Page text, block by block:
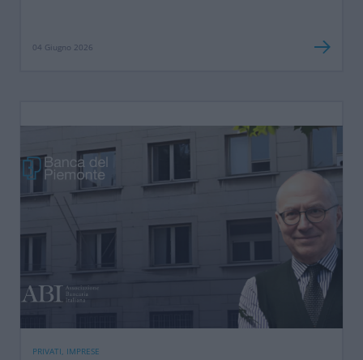
04 Giugno 2026
PRIVATI, IMPRESE